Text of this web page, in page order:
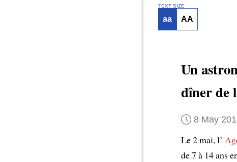
TEXT SIZE
aa AA
Un
dîner de
8 May
Le 2 mai, l’
de 7 à 14 ans